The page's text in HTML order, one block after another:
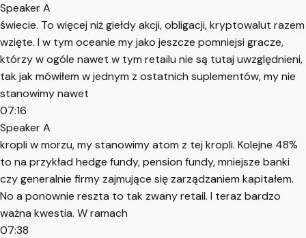
Speaker A
świecie. To więcej niż giełdy akcji, obligacji, kryptowalut razem
wzięte. I w tym oceanie my jako jeszcze pomniejsi gracze,
którzy w ogóle nawet w tym retailu nie są tutaj uwzględnieni,
tak jak mówiłem w jednym z ostatnich suplementów, my nie
stanowimy nawet
07:16
Speaker A
kropli w morzu, my stanowimy atom z tej kropli. Kolejne 48%
to na przykład hedge fundy, pension fundy, mniejsze banki
czy generalnie firmy zajmujące się zarządzaniem kapitałem.
No a ponownie reszta to tak zwany retail. I teraz bardzo
ważna kwestia. W ramach
07:38